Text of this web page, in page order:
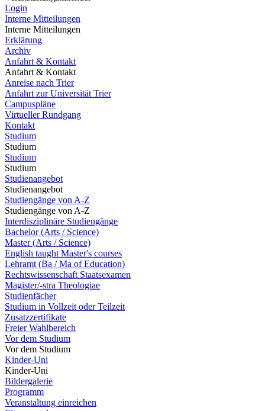
Login
Interne Mitteilungen
Interne Mitteilungen
Erklärung
Archiv
Anfahrt & Kontakt
Anfahrt & Kontakt
Anreise nach Trier
Anfahrt zur Universität Trier
Campuspläne
Virtueller Rundgang
Kontakt
Studium
Studium
Studium
Studium
Studienangebot
Studienangebot
Studiengänge von A-Z
Studiengänge von A-Z
Interdisziplinäre Studiengänge
Bachelor (Arts / Science)
Master (Arts / Science)
English taught Master's courses
Lehramt (Ba / Ma of Education)
Rechtswissenschaft Staatsexamen
Magister/-stra Theologiae
Studienfächer
Studium in Vollzeit oder Teilzeit
Zusatzzertifikate
Freier Wahlbereich
Vor dem Studium
Vor dem Studium
Kinder-Uni
Kinder-Uni
Bildergalerie
Programm
Veranstaltung einreichen